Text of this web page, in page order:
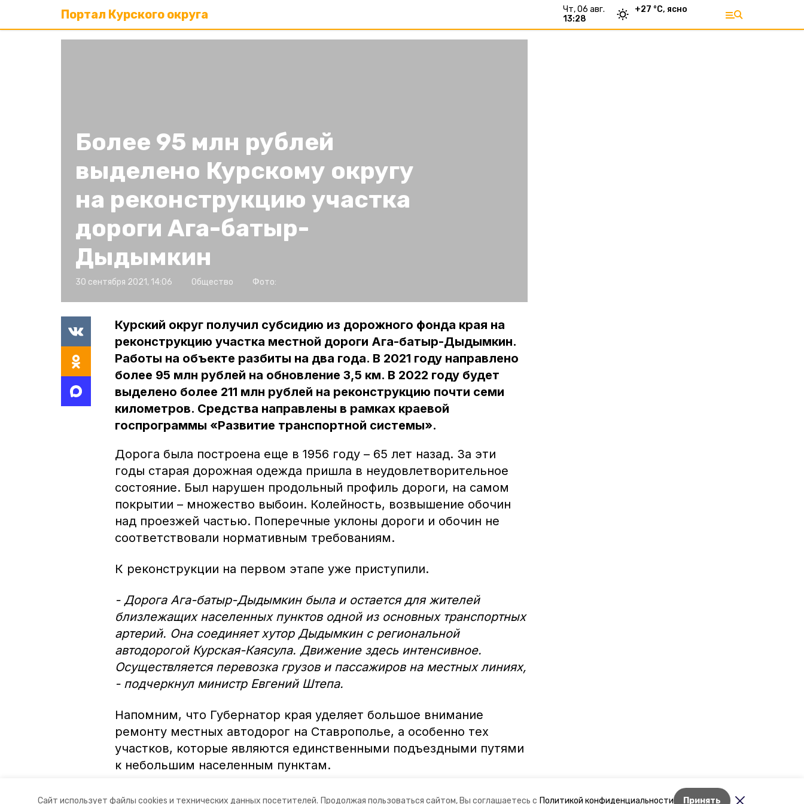
Сайт использует файлы cookies и технических данных посетителей. Продолжая пользоваться сайтом, Вы соглашаетесь с Политикой конфиденциальности Принять
Портал Курского округа
чт, 06 авг.
13:28
+27 °С, ясно
Лента новостей
Более 95 млн рублей
выделено Курскому округу
на реконструкцию участка
дороги Ага-батыр-
Дыдымкин
30 сентября 2021, 14:06 Общество Фото:
Курский округ получил субсидию из дорожного фонда края на
реконструкцию участка местной дороги Ага-батыр-Дыдымкин.
Работы на объекте разбиты на два года. В 2021 году направлено
более 95 млн рублей на обновление 3,5 км. В 2022 году будет
выделено более 211 млн рублей на реконструкцию почти семи
километров. Средства направлены в рамках краевой
госпрограммы «Развитие транспортной системы».
Дорога была построена еще в 1956 году – 65 лет назад. За эти
годы старая дорожная одежда пришла в неудовлетворительное
состояние. Был нарушен продольный профиль дороги, на самом
покрытии – множество выбоин. Колейность, возвышение обочин
над проезжей частью. Поперечные уклоны дороги и обочин не
соответствовали нормативным требованиям.
К реконструкции на первом этапе уже приступили.
- Дорога Ага-батыр-Дыдымкин была и остается для жителей
близлежащих населенных пунктов одной из основных транспортных
артерий. Она соединяет хутор Дыдымкин с региональной
автодорогой Курская-Каясула. Движение здесь интенсивное.
Осуществляется перевозка грузов и пассажиров на местных линиях,
- подчеркнул министр Евгений Штепа.
Напомним, что Губернатор края уделяет большое внимание
ремонту местных автодорог на Ставрополье, а особенно тех
участков, которые являются единственными подъездными путями
к небольшим населенным пунктам.